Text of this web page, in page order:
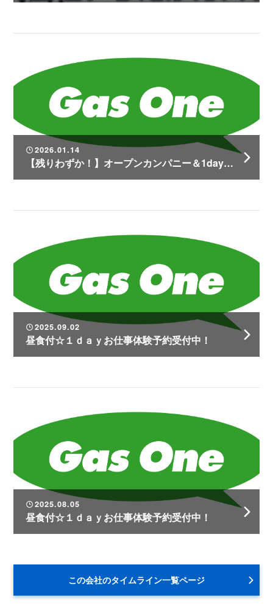
2026.01.14
【残りわずか！】オープンカンパニー＆1day仕事体験の予約受付中！
2025.09.02
昼食付☆１ｄａｙお仕事体験予約受付中！
2025.08.05
昼食付☆１ｄａｙお仕事体験予約受付中！
この会社のタイムライン一覧ページ